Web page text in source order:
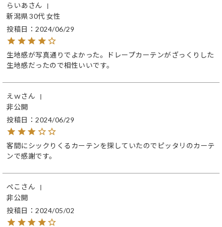
らいあ
新潟県30代 女性
投稿日
2024/06/29
生地感が写真通りでよかった。ドレープカーテンがざっくりした
生地感だったので相性いいです。
えｗ
非公開
投稿日
2024/06/29
客間にシックりくるカーテンを探していたのでピッタリのカーテ
ンで感謝です。
ぺこ
非公開
投稿日
2024/05/02